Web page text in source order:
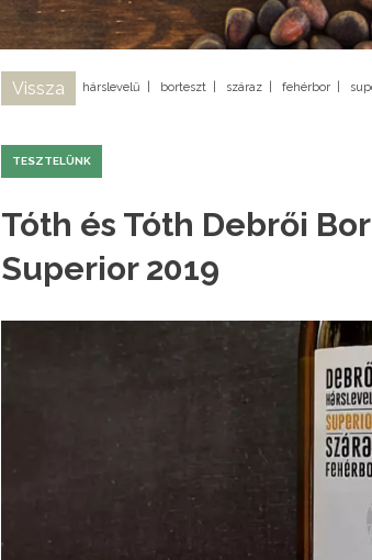
Vissza hárslevelű borteszt száraz fehérbor
TESZTELÜNK
Tóth és Tóth Debrői
Superior 2019